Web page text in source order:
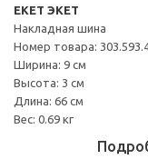
EKET ЭКЕТ
Накладная шина
Номер товара:
Ширина: 9 см
Высота: 3 см
Длина: 66 см
Вес: 0.69 кг